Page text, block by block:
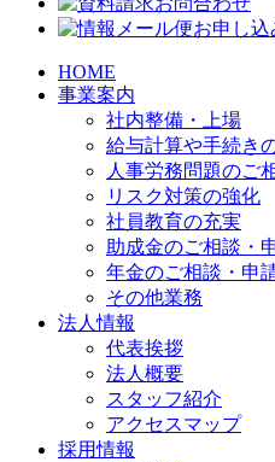
HOME
事業案内
社内整備・上場
給与計算や手続き
人事労務問題のご
リスク対策の強化
社員教育の充実
助成金のご相談・
年金のご相談・申
その他業務
法人情報
代表挨拶
法人概要
スタッフ紹介
アクセスマップ
採用情報